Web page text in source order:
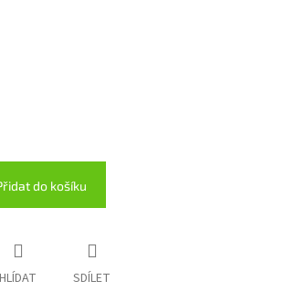
do košíku
HLÍDAT SDÍLET